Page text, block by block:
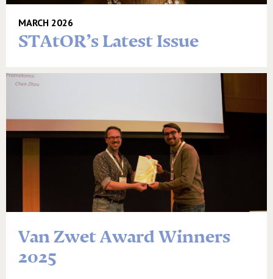
MARCH 2026
STAtOR’s Latest Issue
Van Zwet Award Winners
2025